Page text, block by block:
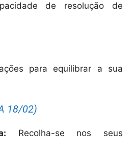
de resolução de
para equilibrar a sua
18/02)
Recolha-se nos seus